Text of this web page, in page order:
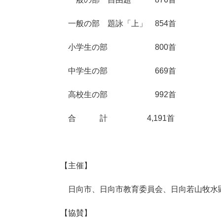
一般の部 題詠「上」 854首
小学生の部 800首
中学生の部 669首
高校生の部 992首
合 計 4,191首
【主催】
日向市、日向市教育委員会、日向若山牧水
【協賛】